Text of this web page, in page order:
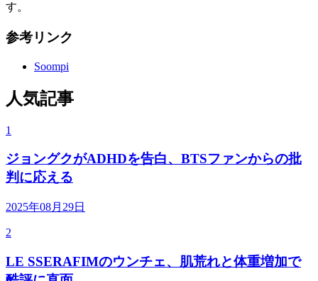
す。
参考リンク
Soompi
人気記事
1
ジョングクがADHDを告白、BTSファンからの批
判に応える
2025年08月29日
2
LE SSERAFIMのウンチェ、肌荒れと体重増加で